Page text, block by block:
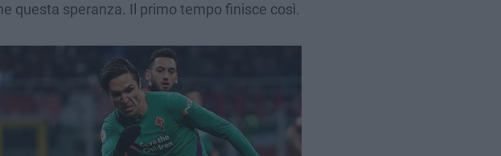
questa speranza. Il primo tempo finisce così.